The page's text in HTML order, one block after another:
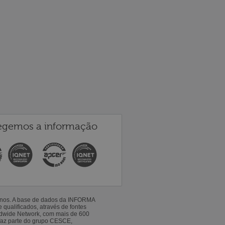
a informação
A base de dados da INFORMA
qualificados, através de fontes
Network, com mais de 600
parte do grupo CESCE,